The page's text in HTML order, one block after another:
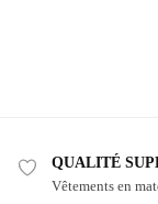
QUALITÉ
Vêtements en